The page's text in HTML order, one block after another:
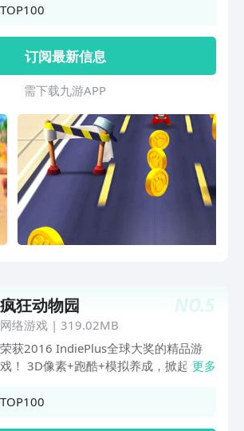
浣熊，拯救家族的小伙伴。 赚取金币和
热带沙滩，都无法阻挡英雄们前进！
订阅最新信息
需 下 载 九 游 A P P
NO.5
疯狂动物园
网络游戏| 319.02MB
荣获2016 IndiePlus全球大奖的精品游
戏！ 3D像素+跑酷+模拟养成，掀起全
类的游戏操作让你虐到过瘾！ 史上最Q萌
更多